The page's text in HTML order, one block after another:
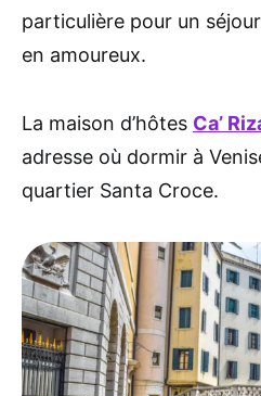
particulière pour un
en amoureux.
La maison d’hôtes Ca’
adresse où dormir à
quartier Santa Croce.